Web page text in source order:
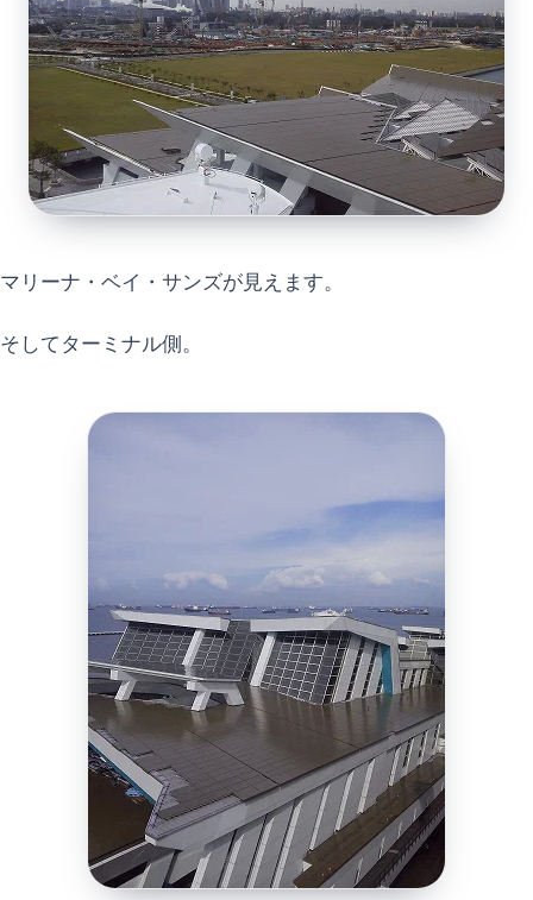
マリーナ・ベイ・サンズが見えます。
そしてターミナル側。